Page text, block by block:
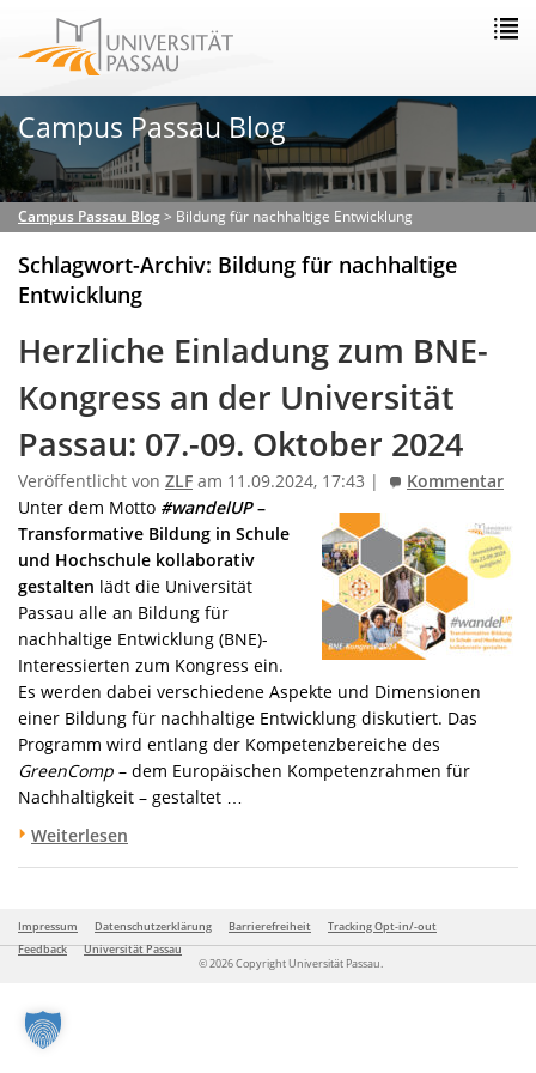
Campus Passau Blog
Campus Passau Blog> Bildung für nachhaltige Entwicklung
Schlagwort-Archiv: Bildung für nachhaltige
Entwicklung
Herzliche Einladung zum BNE-
Kongress an der Universität
Passau: 07.-09. Oktober 2024
Veröffentlicht von ZLF am 11.09.2024, 17:43 | Kommentar
Unter dem Motto #wandelUP–
Transformative Bildung in Schule
und Hochschule kollaborativ
gestalten lädt die Universität
Passau alle an Bildung für
nachhaltige Entwicklung (BNE)-
Interessierten zum Kongress ein.
Es werden dabei verschiedene Aspekte und Dimensionen
einer Bildung für nachhaltige Entwicklung diskutiert. Das
Programm wird entlang der Kompetenzbereiche des
GreenComp – dem Europäischen Kompetenzrahmen für
Nachhaltigkeit – gestaltet …
Weiterlesen
Impressum Datenschutzerklärung Barrierefreiheit
Tracking Opt-in/-out
Feedback
Universität Passau
© 2026 Copyright Universität Passau.